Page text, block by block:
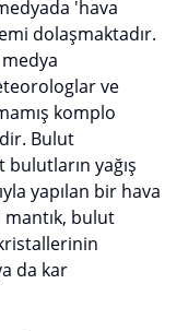
'hava
dolaşmaktadır.
ve
komplo
Bulut
yağış
yapılan bir hava
bulut
da kar